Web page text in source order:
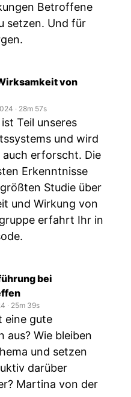
Betroffene
setzen. Und für
von
‧ 28m 57s
Teil unseres
und wird
auch erforscht. Die
Erkenntnisse
Studie über
und Wirkung von
erfahrt Ihr in
bei
‧ 25m 39s
eine gute
aus? Wie bleiben
und setzen
darüber
Martina von der